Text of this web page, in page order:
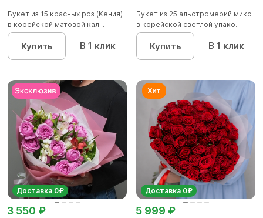
Букет из 15 красных роз (Кения)
в корейской матовой кал...
Купить В 1 клик
Букет из 25 альстромерий микс
в корейской светлой упако...
Купить В 1 клик
Доставка 0₽
3 550 ₽
Доставка 0₽
5 999 ₽